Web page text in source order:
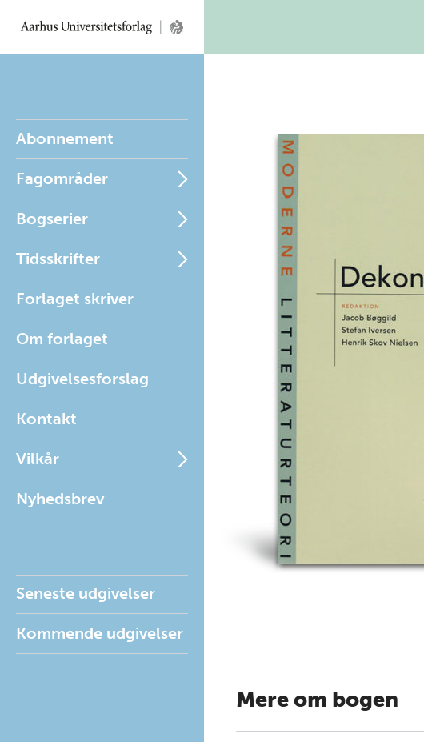
Abonnement
Fagområder
Bogserier
Tidsskrifter
Forlaget skriver
Om forlaget
Udgivelsesforslag
Kontakt
Vilkår
Nyhedsbrev
Seneste udgivelser
Kommende udgivelser
Mere om bogen